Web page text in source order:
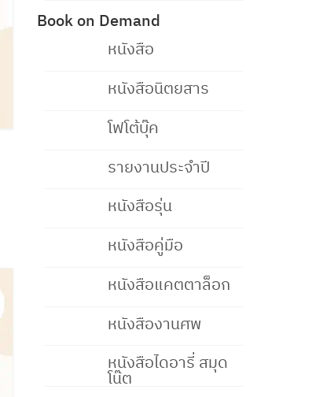
Book on Demand
หนังสือ
หนังสือนิตยสาร
โฟโต้บุ๊ค
รายงานประจำปี
หนังสือรุ่น
หนังสือคู่มือ
หนังสือแคตตาล็อก
หนังสืองานศพ
หนังสือไดอารี่ สมุด
โน๊ต